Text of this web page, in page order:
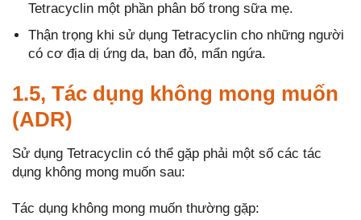
Tetracyclin một phần phân bố trong sữa mẹ.
Thận trọng khi sử dụng Tetracyclin cho những người
có cơ địa dị ứng da, ban đỏ, mẩn ngứa.
1.5, Tác dụng không mong muốn
(ADR)
Sử dụng Tetracyclin có thể gặp phải một số các tác
dụng không mong muốn sau:
Tác dụng không mong muốn thường gặp: